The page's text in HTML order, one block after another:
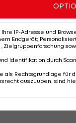
Weltmeisterin
WM-Vierte
2017 in Wien.
IP-Adresse und
Endgerät;
Identifikation durch
als Rechtsgrundlage für
auszuüben, sind